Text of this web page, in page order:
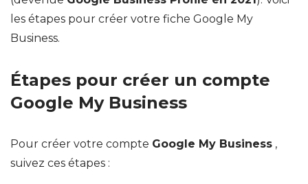
les étapes pour créer votre fiche Google My
Business.
Étapes pour créer un compte
Google My Business
Pour créer votre compte Google My Business ,
suivez ces étapes :